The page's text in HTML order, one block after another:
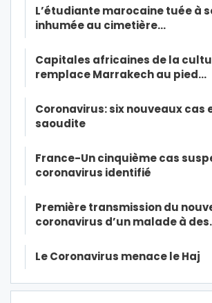
L’étudiante marocaine tuée à
inhumée au cimetière…
Capitales africaines de la
remplace Marrakech au pied…
Coronavirus: six nouveaux cas
saoudite
France-Un cinquième cas
coronavirus identifié
Première transmission du
coronavirus d’un malade à
Le Coronavirus menace le Haj